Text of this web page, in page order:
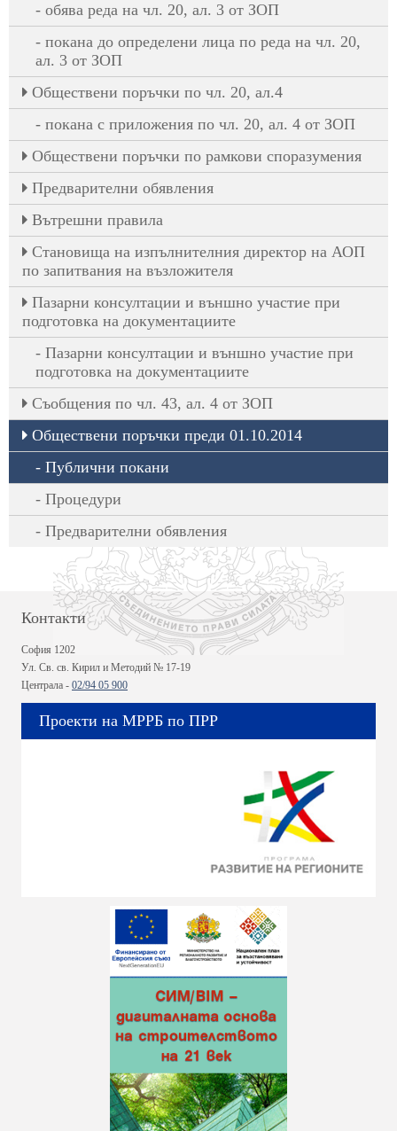
обява реда на чл. 20, ал. 3 от ЗОП
покана до определени лица по реда на чл. 20,
ал. 3 от ЗОП
Oбществени поръчки по чл. 20, ал.4
покана с приложения по чл. 20, ал. 4 от ЗОП
Обществени поръчки по рамкови споразумения
Предварителни обявления
Вътрешни правила
Становища на изпълнителния директор на АОП
по запитвания на възложителя
Пазарни консултации и външно участие при
подготовка на документациите
Пазарни консултации и външно участие при
подготовка на документациите
Съобщения по чл. 43, ал. 4 от ЗОП
Обществени поръчки преди 01.10.2014
Публични покани
Процедури
Предварителни обявления
Контакти
София 1202
Ул. Св. св. Кирил и Методий № 17-19
Централа - 02/94 05 900
Проекти на МРРБ по ПРР